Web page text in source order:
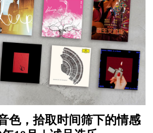
色，拾取时间筛下的情感